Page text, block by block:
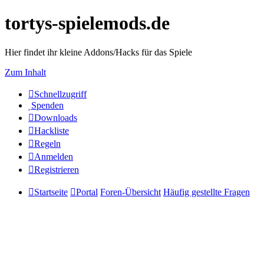
tortys-spielemods.de
Hier findet ihr kleine Addons/Hacks für das Spiele
Zum Inhalt
Schnellzugriff
Spenden
Downloads
Hackliste
Regeln
Anmelden
Registrieren
Startseite Portal Foren-Übersicht Häufig gestellte Fragen